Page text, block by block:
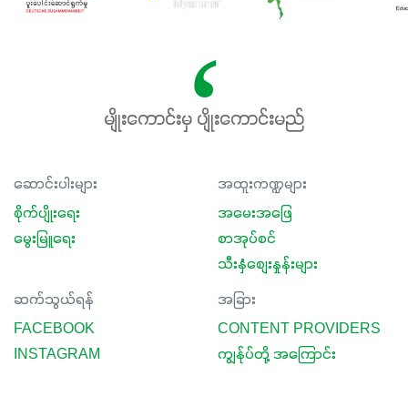
မျိုးကောင်းမှ ပျိုးကောင်းမည်
ဆောင်းပါးများ
စိုက်ပျိုးရေး
မွေးမြူရေး
အထူးကဏ္ဍများ
အမေးအဖြေ
စာအုပ်စင်
သီးနှံစျေးနှုန်းများ
ဆက်သွယ်ရန်
FACEBOOK
INSTAGRAM
အခြား
CONTENT PROVIDERS
ကျွန်ုပ်တို့ အကြောင်း